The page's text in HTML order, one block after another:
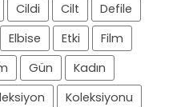
Cildi Cilt
Defile
Elbise Etki
Film
Gün
Kadın
Koleksiyonu